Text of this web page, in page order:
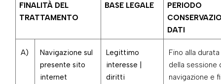
FINALITÀ DEL
TRATTAMENTO
BASE LEGALE
PERIODO
DATI
A)
Navigazione sul
presente sito
internet
Legittimo
interesse |
diritti
Fino alla durata
della sessione
navigazione e